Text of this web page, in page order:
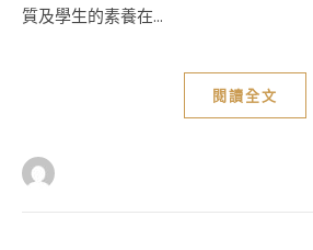
質及學生的素養在...
閱讀全文